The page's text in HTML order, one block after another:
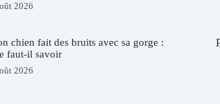
2026
chien fait des bruits avec sa gorge :
faut-il savoir
2026